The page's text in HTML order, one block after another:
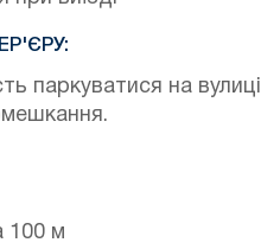
паркуватися на вулиці
100 м